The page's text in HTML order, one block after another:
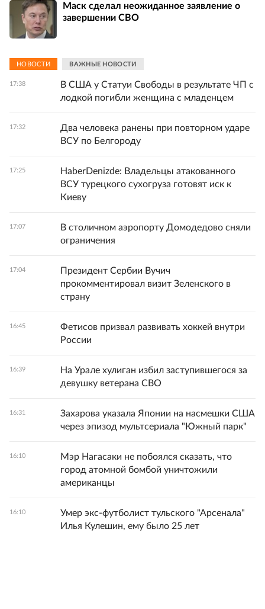
Маск сделал неожиданное заявление о
завершении СВО
НОВОСТИ ВАЖНЫЕ НОВОСТИ
17:38
В США у Статуи Свободы в результате ЧП с
лодкой погибли женщина с младенцем
17:32
Два человека ранены при повторном ударе
ВСУ по Белгороду
17:25
HaberDenizde: Владельцы атакованного
ВСУ турецкого сухогруза готовят иск к
Киеву
17:07
В столичном аэропорту Домодедово сняли
ограничения
17:04
Президент Сербии Вучич
прокомментировал визит Зеленского в
страну
16:45
Фетисов призвал развивать хоккей внутри
России
16:39
На Урале хулиган избил заступившегося за
девушку ветерана СВО
16:31
Захарова указала Японии на насмешки США
через эпизод мультсериала "Южный парк"
16:10
Мэр Нагасаки не побоялся сказать, что
город атомной бомбой уничтожили
американцы
16:10
Умер экс-футболист тульского "Арсенала"
Илья Кулешин, ему было 25 лет